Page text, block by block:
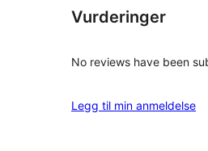
Vurderinger
No reviews have been
Legg til min anmeldelse